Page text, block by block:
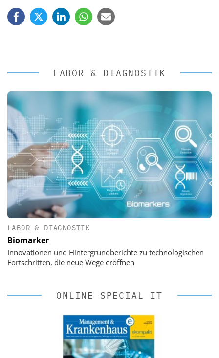
LABOR & DIAGNOSTIK
LABOR & DIAGNOSTIK
Biomarker
Innovationen und Hintergrundberichte zu technologischen
Fortschritten, die neue Wege eröffnen
ONLINE SPECIAL IT